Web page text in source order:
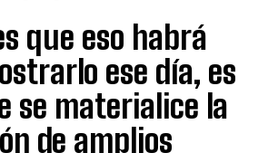
que eso habrá
ese día, es
se materialice la
de amplios